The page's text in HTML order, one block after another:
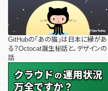
GitHubの「あの猫」は日本に縁があ
る？Octocat誕生秘話と、デザインの
話